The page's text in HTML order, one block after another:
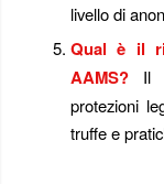
livello di
Qual è il
AAMS?Il
protezioni
truffe e